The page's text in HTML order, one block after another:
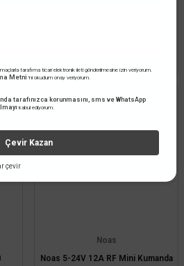
Noas
Noas 5-24V 12A RF Mini Kumanda
tarafıma ticari elektronik ileti gönderilmesine izin veriyorum.
Metni 'ni okudum onay veriyorum.
tarafınızca korunmasını, sms ve WhatsApp
kabul ediyorum.
Çevir Kazan
çevir